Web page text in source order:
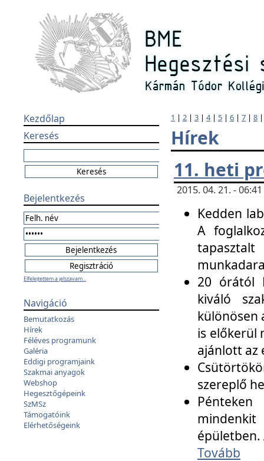
Kezdőlap
Keresés
Bejelentkezés
Elfelejtettem a jelszavam...
Navigáció
Bemutatkozás
Hírek
Féléves programunk
Galéria
Eddigi programjaink
Szakmai anyagok
Webshop
Hegesztőgépeink
SzMSz
Támogatóink
Elérhetőségeink
1 | 2 | 3 | 4| 5 | 6 | 7 | 8
Hírek
11. heti
2015. 04. 21. -
Kedden
A
20 órától
kiváló
különösen
is előkerül
ajánlott az
szereplő
épületben.
Tovább